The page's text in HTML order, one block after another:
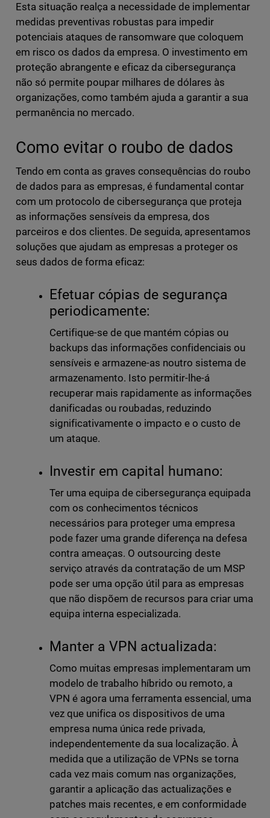
Esta situação realça a necessidade de implementar
medidas preventivas robustas para impedir
potenciais ataques de ransomware que coloquem
em risco os dados da empresa. O investimento em
proteção abrangente e eficaz da cibersegurança
não só permite poupar milhares de dólares às
organizações, como também ajuda a garantir a sua
permanência no mercado.
Como evitar o roubo de dados
Tendo em conta as graves consequências do roubo
de dados para as empresas, é fundamental contar
com um protocolo de cibersegurança que proteja
as informações sensíveis da empresa, dos
parceiros e dos clientes. De seguida, apresentamos
soluções que ajudam as empresas a proteger os
seus dados de forma eficaz:
Efetuar cópias de segurança
periodicamente:
Certifique-se de que mantém cópias ou
backups das informações confidenciais ou
sensíveis e armazene-as noutro sistema de
armazenamento. Isto permitir-lhe-á
recuperar mais rapidamente as informações
danificadas ou roubadas, reduzindo
significativamente o impacto e o custo de
um ataque.
Investir em capital humano:
Ter uma equipa de cibersegurança equipada
com os conhecimentos técnicos
necessários para proteger uma empresa
pode fazer uma grande diferença na defesa
contra ameaças. O outsourcing deste
serviço através da contratação de um MSP
pode ser uma opção útil para as empresas
que não dispõem de recursos para criar uma
equipa interna especializada.
Manter a VPN actualizada:
Como muitas empresas implementaram um
modelo de trabalho híbrido ou remoto, a
VPN é agora uma ferramenta essencial, uma
vez que unifica os dispositivos de uma
empresa numa única rede privada,
independentemente da sua localização. À
medida que a utilização de VPNs se torna
cada vez mais comum nas organizações,
garantir a aplicação das actualizações e
patches mais recentes, e em conformidade